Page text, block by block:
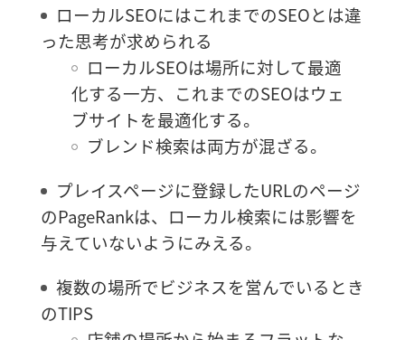
ローカルSEOにはこれまでのSEOとは違
った思考が求められる
ローカルSEOは場所に対して最適
化する一方、これまでのSEOはウェ
ブサイトを最適化する。
ブレンド検索は両方が混ざる。
プレイスページに登録したURLのページ
のPageRankは、ローカル検索には影響を
与えていないようにみえる。
複数の場所でビジネスを営んでいるとき
のTIPS